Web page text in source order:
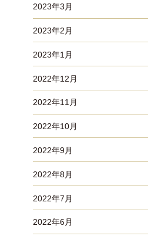
2023年3月
2023年2月
2023年1月
2022年12月
2022年11月
2022年10月
2022年9月
2022年8月
2022年7月
2022年6月